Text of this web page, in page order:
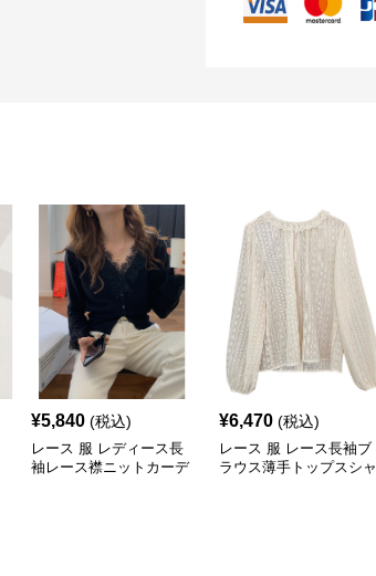
¥5,840 (税込)
レース 服 レディース長
袖レース襟ニットカーデ
¥6,470 (税込)
レース 服 レース長袖ブ
ラウス薄手トップスシャ